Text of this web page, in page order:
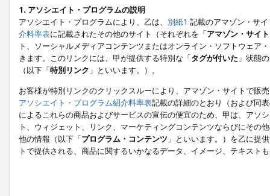
1. アソシエイト・プログラムの説明
アソシエイト・プログラムにより、乙は、 別紙1 記載のアマゾン・サ
介料率表に記載されたその他のサイト（それぞれを「アマゾン・サイト
ト、ソーシャルメディアコンテンツまたはオンライン・ソフトウェア
きます。このリンクには、甲が提供する特別な「タグが付いた 」状態
（以下「特別リンク 」といいます。）。
お客様が特別リンクのクリックスルーにより、アマゾン・サイトで販
アソシエイト・プログラム紹介料率表記載の詳細のとおり（および同
によるこれらの商品およびサービスの宣伝の便宜のため、甲は、アソ
ト、ウィジェット、リンク、マーケティングコンテンツならびにその
他の情報（以下「プログラム・コンテンツ 」といいます。）を乙に提
トで提供される、商品に関するいかなるデータ、イメージ、テキス